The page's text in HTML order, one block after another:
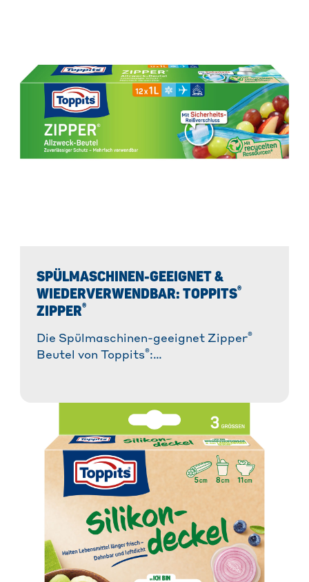
SPÜLMASCHINEN-GEEIGNET &
WIEDERVERWENDBAR: TOPPITS®
ZIPPER®
Die Spülmaschinen-geeignet Zipper®
Beutel von Toppits®:
reißfest, dicht & nachhaltig!